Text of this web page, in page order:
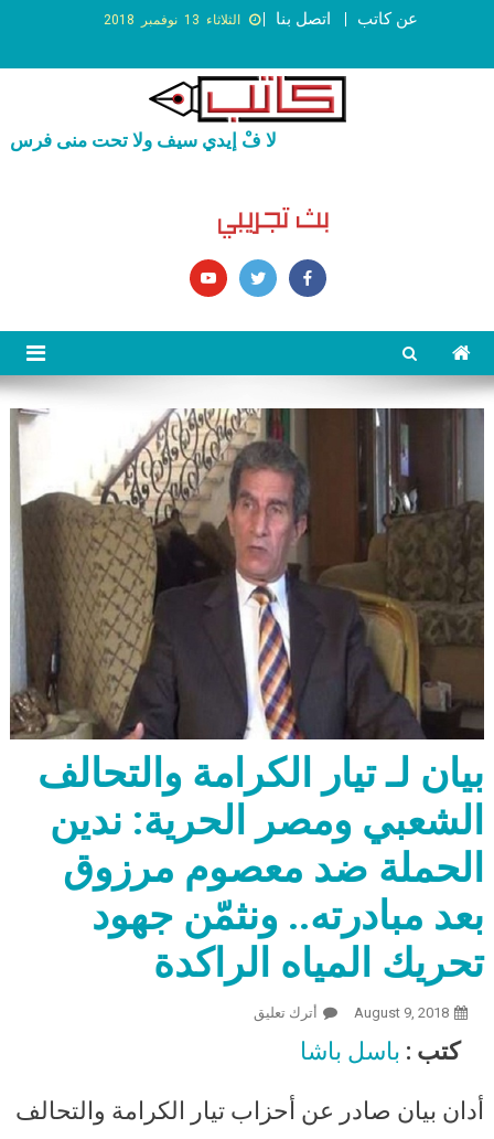
الثلاثاء 13 نوفمبر 2018 اتصل بنا عن كاتب
لا فْ إيدي سيف ولا تحت منى فرس
بيان لـ تيار الكرامة والتحالف
الشعبي ومصر الحرية: ندين
الحملة ضد معصوم مرزوق
بعد مبادرته.. ونثمّن جهود
تحريك المياه الراكدة
August 9, 2018 أترك تعليق
كتب : باسل باشا
أدان بيان صادر عن أحزاب تيار الكرامة والتحالف